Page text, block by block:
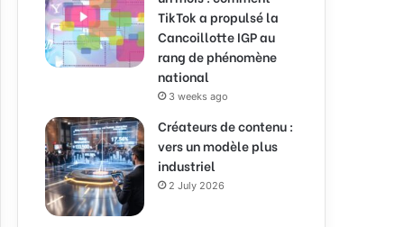
TikTok a propulsé la
Cancoillotte IGP au
rang de phénomène
national
3 weeks ago
Créateurs de contenu :
vers un modèle plus
industriel
2 July 2026